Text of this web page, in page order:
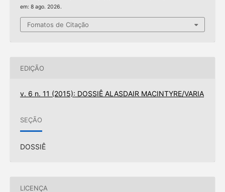
em: 8 ago. 2026.
Fomatos de Citação
EDIÇÃO
v. 6 n. 11 (2015): DOSSIÊ ALASDAIR MACINTYRE/VARIA
SEÇÃO
DOSSIÊ
LICENÇA